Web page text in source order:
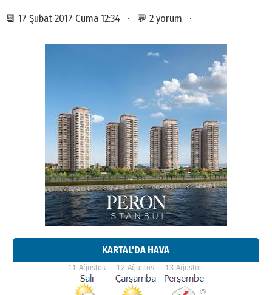
📆 17 Şubat 2017 Cuma 12:34 · 💬 2 yorum ·
KARTAL'DA HAVA